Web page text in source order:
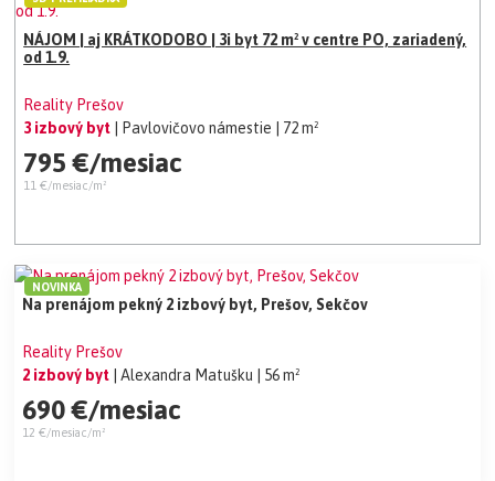
NÁJOM | aj KRÁTKODOBO | 3i byt 72 m² v centre PO, zariadený,
od 1.9.
Reality Prešov
3 izbový byt
| Pavlovičovo námestie | 72 m²
795 €/mesiac
11 €/mesiac/m²
Na prenájom pekný 2 izbový byt, Prešov, Sekčov
Reality Prešov
2 izbový byt
| Alexandra Matušku | 56 m²
690 €/mesiac
12 €/mesiac/m²
NOVINKA